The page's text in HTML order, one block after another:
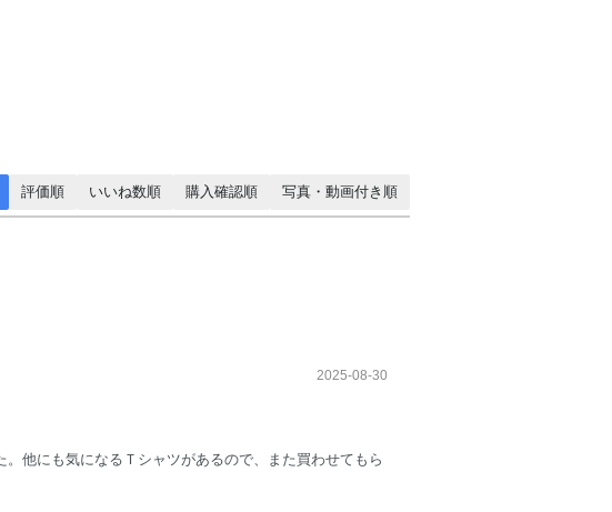
評価順 いいね数順 購入確認順 写真・動画付き順
2025-08-30
他にも気になるＴシャツがあるので、また買わせてもら